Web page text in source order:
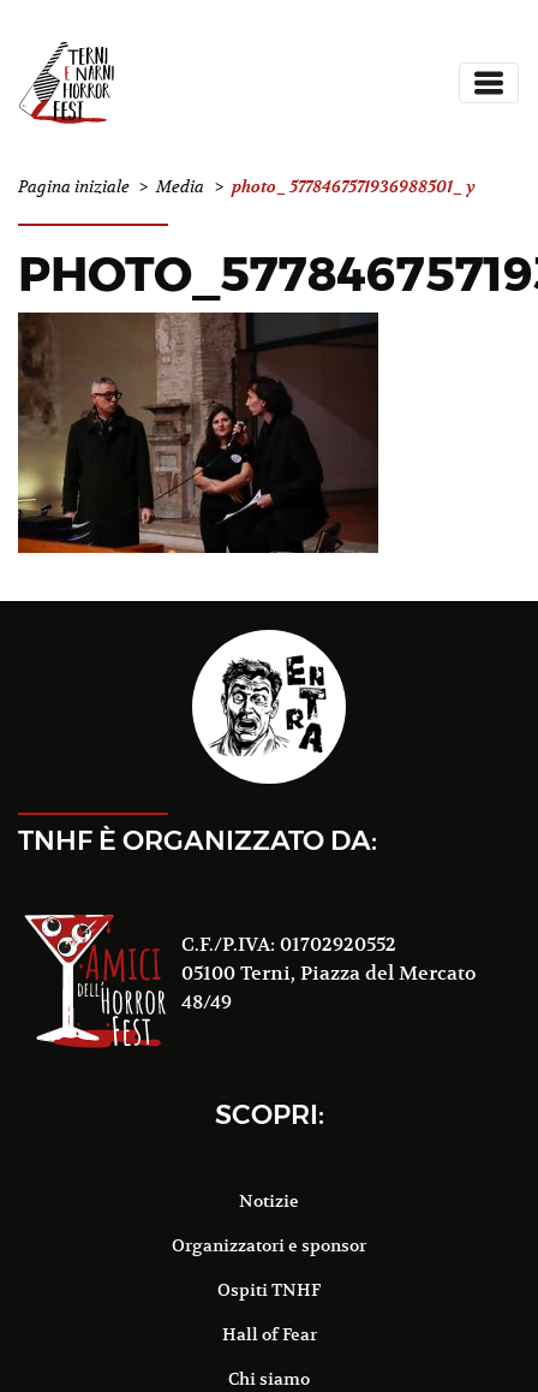
Pagina iniziale > Media > photo_5778467571936988501_y
TNHF È ORGANIZZATO DA:
C.F./P.IVA: 01702920552
05100 Terni, Piazza del Mercato
48/49
SCOPRI:
Notizie
Organizzatori e sponsor
Ospiti TNHF
Hall of Fear
Chi siamo